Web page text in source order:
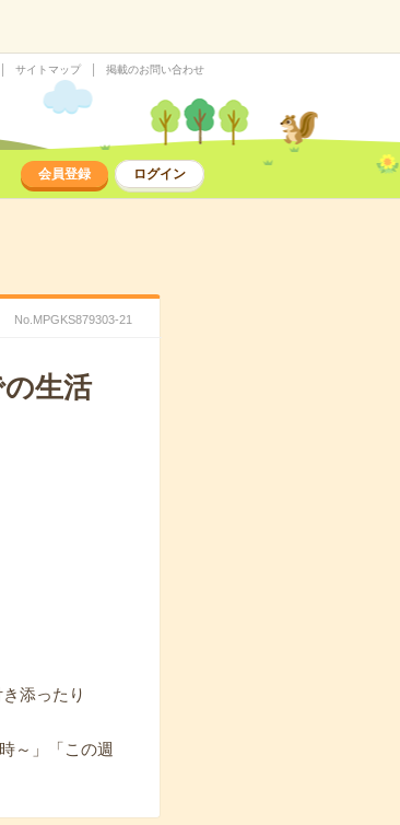
サイトマップ 掲載のお問い合わせ
会員登録 ログイン
No.MPGKS879303-21
生活
添ったり
～」「この週